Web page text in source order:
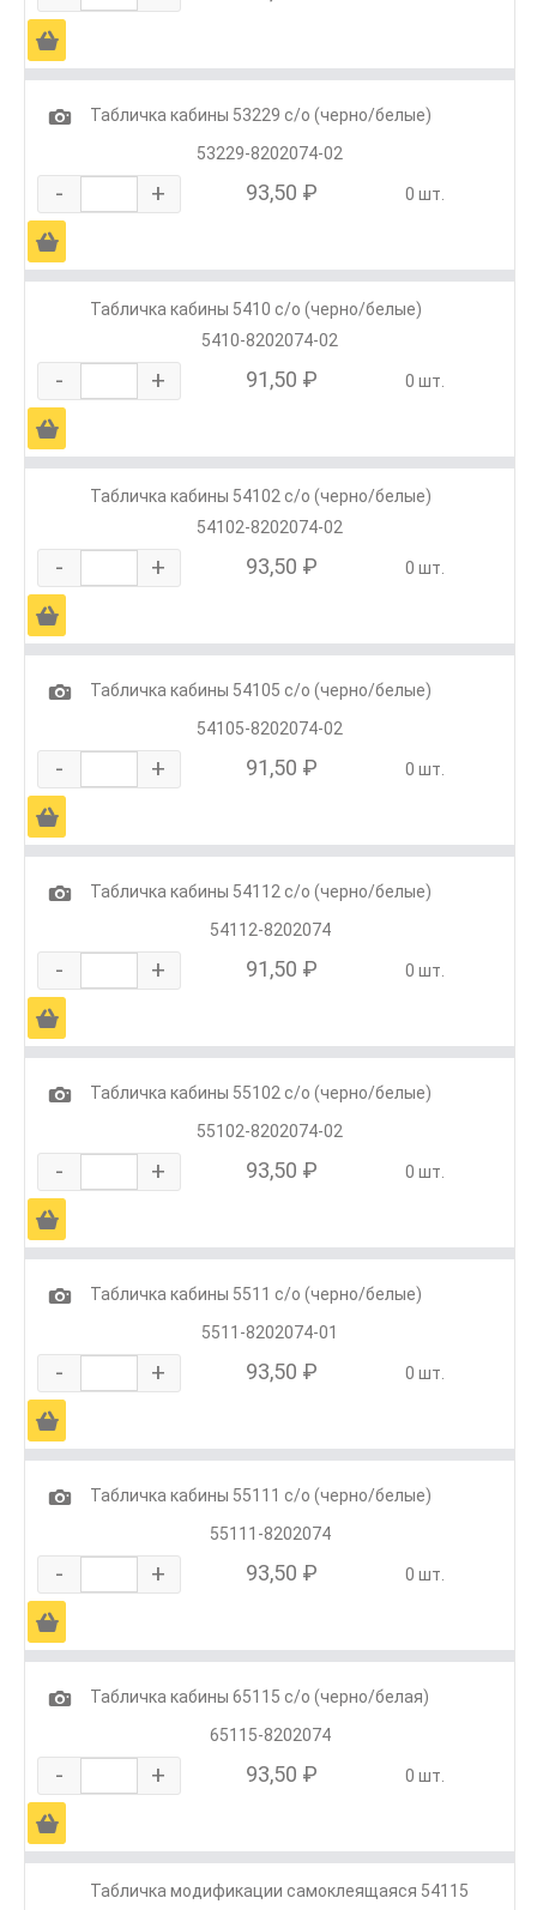
Ä
1
Табличка кабины 53229 с/о (черно/белые)
53229-8202074-02
- + 93,50 ₽ 0 шт.
Ä
Табличка кабины 5410 с/о (черно/белые)
5410-8202074-02
- + 91,50 ₽ 0 шт.
Ä
Табличка кабины 54102 с/о (черно/белые)
54102-8202074-02
- + 93,50 ₽ 0 шт.
Ä
1
Табличка кабины 54105 с/о (черно/белые)
54105-8202074-02
- + 91,50 ₽ 0 шт.
Ä
1
Табличка кабины 54112 с/о (черно/белые)
54112-8202074
- + 91,50 ₽ 0 шт.
Ä
1
Табличка кабины 55102 с/о (черно/белые)
55102-8202074-02
- + 93,50 ₽ 0 шт.
Ä
1
Табличка кабины 5511 с/о (черно/белые)
5511-8202074-01
- + 93,50 ₽ 0 шт.
Ä
1
Табличка кабины 55111 с/о (черно/белые)
55111-8202074
- + 93,50 ₽ 0 шт.
Ä
1
Табличка кабины 65115 с/о (черно/белая)
65115-8202074
- + 93,50 ₽ 0 шт.
Ä
Табличка модификации самоклеящаяся 54115